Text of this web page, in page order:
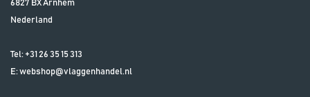
6827 BXArnhem
Nederland
Tel: +31 26 35 15 313
E:webshop@vlaggenhandel.nl